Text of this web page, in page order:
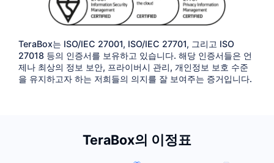
TeraBox는 ISO/IEC 27001, ISO/IEC 27701, 그리고 ISO
27018 등의 인증서를 보유하고 있습니다. 해당 인증서들은 언
제나 최상의 정보 보안, 프라이버시 관리, 개인정보 보호 수준
을 유지하고자 하는 저희들의 의지를 잘 보여주는 증거입니다.
TeraBox의 이정표